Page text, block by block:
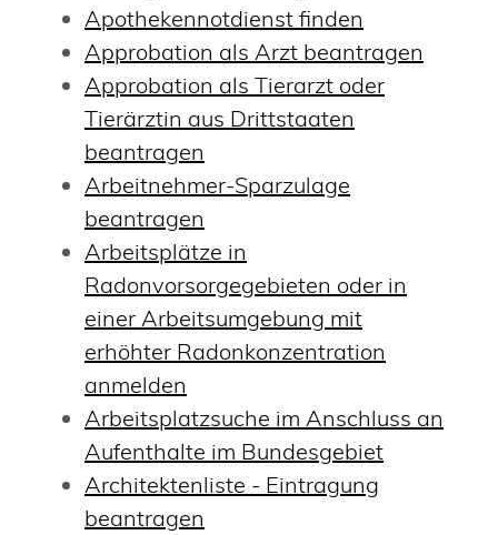
Apothekennotdienst finden
Approbation als Arzt beantragen
Approbation als Tierarzt oder
Tierärztin aus Drittstaaten
beantragen
Arbeitnehmer-Sparzulage
beantragen
Arbeitsplätze in
Radonvorsorgegebieten oder in
einer Arbeitsumgebung mit
erhöhter Radonkonzentration
anmelden
Arbeitsplatzsuche im Anschluss an
Aufenthalte im Bundesgebiet
Architektenliste - Eintragung
beantragen